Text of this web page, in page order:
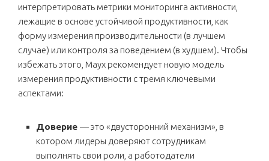
интерпретировать метрики мониторинга активности,
лежащие в основе устойчивой продуктивности, как
форму измерения производительности (в лучшем
случае) или контроля за поведением (в худшем). Чтобы
избежать этого, Маух рекомендует новую модель
измерения продуктивности с тремя ключевыми
аспектами:
Доверие — это «двусторонний механизм», в
котором лидеры доверяют сотрудникам
выполнять свои роли, а работодатели